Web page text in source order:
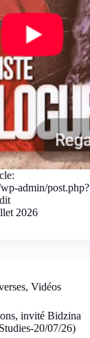
admin/post.php?
2026
, Vidéos
invité Bidzina
20/07/26)